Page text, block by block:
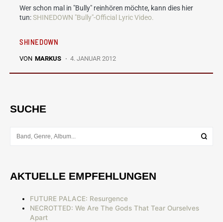
Wer schon mal in "Bully" reinhören möchte, kann dies hier
tun:SHINEDOWN "Bully"-Official Lyric Video.
SHINEDOWN
VON MARKUS 4. JANUAR 2012
SUCHE
AKTUELLE EMPFEHLUNGEN
FUTURE PALACE: Resurgence
NECROTTED: We Are The Gods That Tear Ourselves
Apart